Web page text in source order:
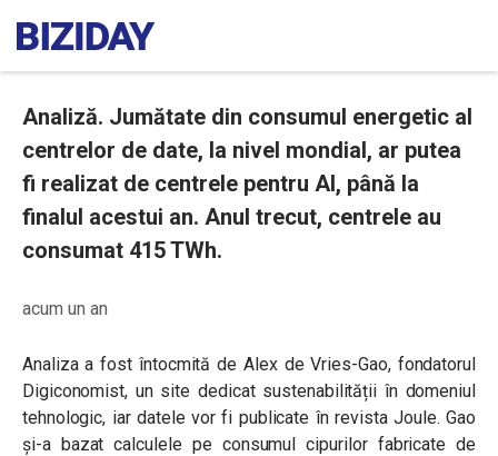
Analiză. Jumătate din consumul energetic al
centrelor de date, la nivel mondial, ar putea
fi realizat de centrele pentru AI, până la
finalul acestui an. Anul trecut, centrele au
consumat 415 TWh.
acum un an
Analiza a fost întocmită de Alex de Vries-Gao, fondatorul
Digiconomist, un site dedicat sustenabilității în domeniul
tehnologic, iar datele vor fi publicate în revista Joule. Gao
și-a bazat calculele pe consumul cipurilor fabricate de